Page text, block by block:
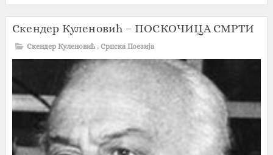
Скендер Куленовић – ПОСКОЧИЦА СМРТИ
Скендер Куленовић , Српска Поезија